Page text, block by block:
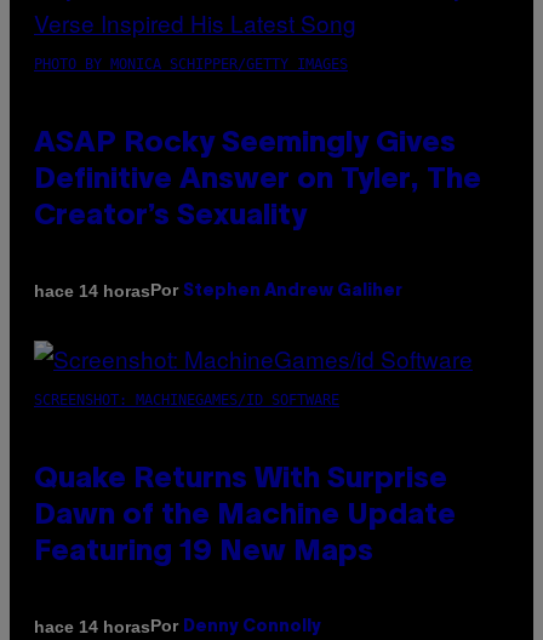
PHOTO BY MONICA SCHIPPER/GETTY IMAGES
ASAP Rocky Seemingly Gives
Definitive Answer on Tyler, The
Creator’s Sexuality
hace 14 horasPor Stephen Andrew Galiher
SCREENSHOT: MACHINEGAMES/ID SOFTWARE
Quake Returns With Surprise
Dawn of the Machine Update
Featuring 19 New Maps
hace 14 horasPor Denny Connolly